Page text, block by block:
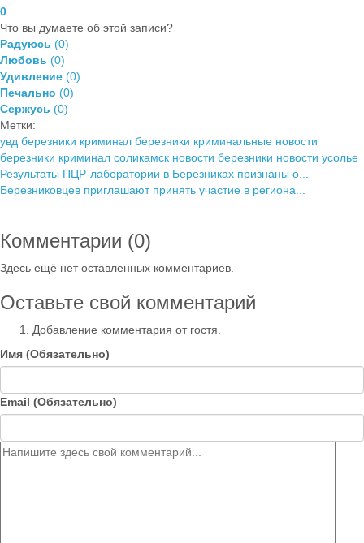
0
Что вы думаете об этой записи?
Радуюсь (0)
Любовь (0)
Удивление (0)
Печально (0)
Сержусь (0)
Метки:
увд березники криминал березники криминальные новости
березники криминал соликамск новости березники новости усолье
Результаты ПЦР-лаборатории в Березниках признаны о...
Березниковцев приглашают принять участие в региона...
Комментарии (0)
Здесь ещё нет оставленных комментариев.
Оставьте свой комментарий
Добавление комментария от гостя.
Имя (Обязательно)
Email (Обязательно)